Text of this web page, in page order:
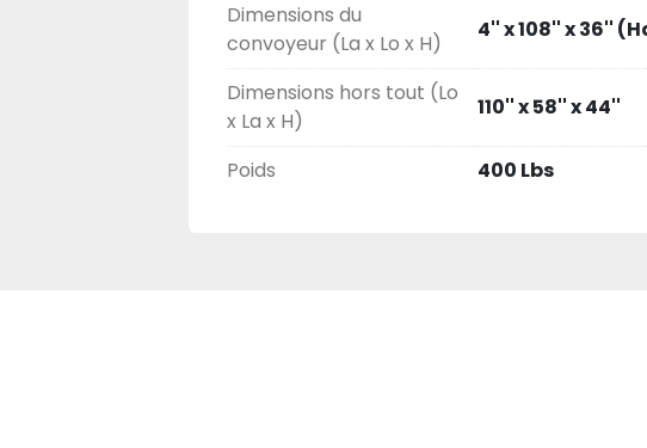
Dimensions du
convoyeur (La x Lo x H)
4'' x 108'' x 36''
Dimensions hors tout (Lo
x La x H)
110'' x 58'' x 44''
Poids 400 Lbs